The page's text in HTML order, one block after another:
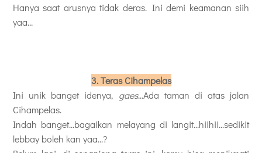
Hanya saat arusnya tidak deras. Ini demi keamanan siih
yaa...
3. Teras Cihampelas
Ini unik banget idenya, gaes...Ada taman di atas jalan
Cihampelas.
Indah banget...bagaikan melayang di langit...hiihii...sedikit
lebbay boleh kan yaa...?